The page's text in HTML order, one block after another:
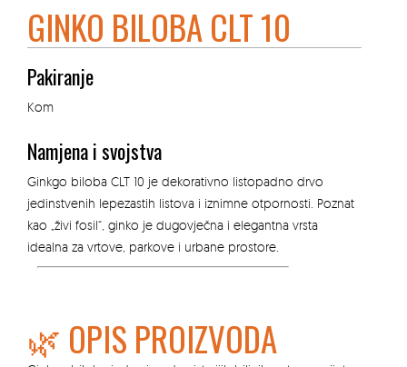
GINKO BILOBA CLT 10
Pakiranje
Kom
Namjena i svojstva
Ginkgo biloba CLT 10 je dekorativno listopadno drvo
jedinstvenih lepezastih listova i iznimne otpornosti. Poznat
kao „živi fosil“, ginko je dugovječna i elegantna vrsta
idealna za vrtove, parkove i urbane prostore.
🌿 OPIS PROIZVODA